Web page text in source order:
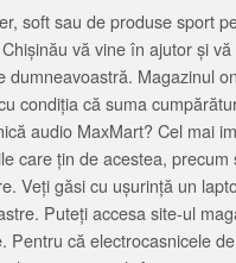
soft sau de produse sport
vă vine în ajutor și
Magazinul
condiția că suma
audio MaxMart? Cel mai
care țin de acestea,
Veți găsi cu ușurință un
Puteți accesa site-ul
Pentru că electrocasnicele